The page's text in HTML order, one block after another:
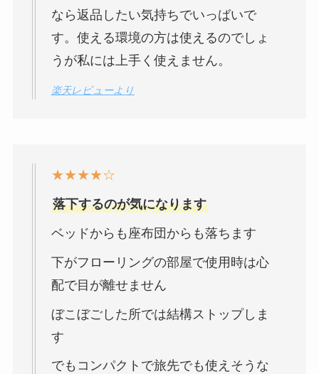
なら返品したい気持ちでいっばいで
す。使える環境の方は使えるのでしょ
うが私には上手く使えません。
楽天レビューより
★★★★☆
落下するのが気になります
ベッドからも座布団からも落ちます
下がフローリングの部屋で使用時は心
配で目が離せません
ぼこぼごした所では結構ストップしま
す
でもコンパクトで旅先でも使えそうな